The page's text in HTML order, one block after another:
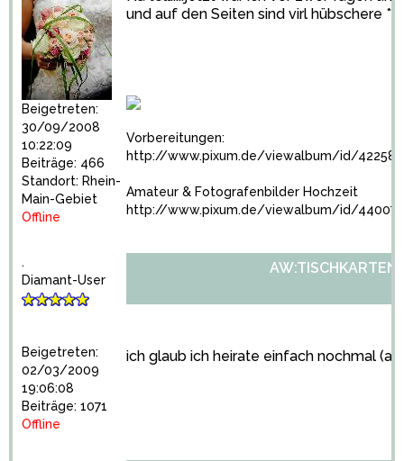
Beigetreten:
30/09/2008
10:22:09
Beiträge: 466
Standort: Rhein-
Main-Gebiet
Offline
und auf den Seiten sind virl hübschere
Vorbereitungen:
http://www.pixum.de/viewalbum/id/
Amateur & Fotografenbilder Hochzeit
http://www.pixum.de/viewalbum/id/
.
Diamant-User
Beigetreten:
02/03/2009
19:06:08
Beiträge: 1071
Offline
ich glaub ich heirate einfach nochmal